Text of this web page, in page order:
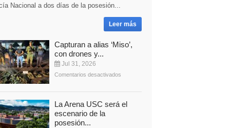
Nacional a dos días de la posesión...
Leer más
Capturan a alias ‘Miso’,
con drones y...
Jul 31, 2026
Comentarios desactivados
La Arena USC será el
escenario de la
posesión...